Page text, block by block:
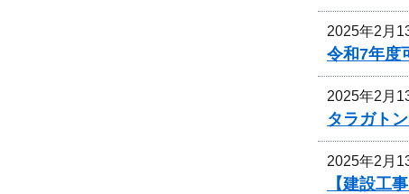
2025年2月
令和7年度
2025年2月
タラガト
2025年2月
【建設工